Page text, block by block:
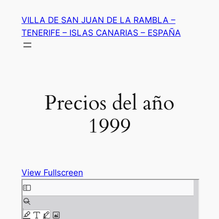
contenido
VILLA DE SAN JUAN DE LA RAMBLA –
TENERIFE – ISLAS CANARIAS – ESPAÑA
Precios del año
1999
View Fullscreen
Saltar
al
contenido